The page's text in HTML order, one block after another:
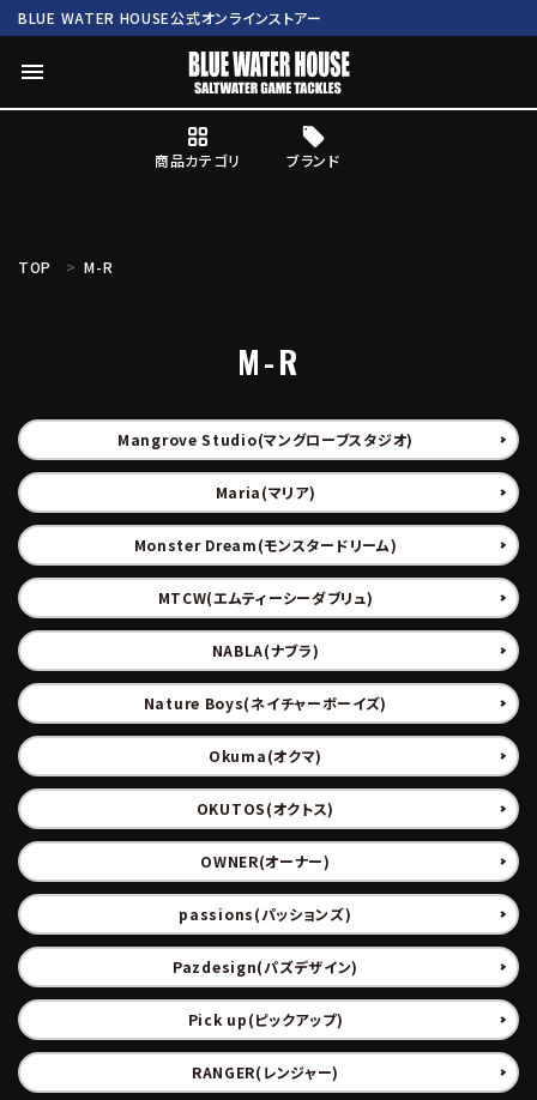
BLUE WATER HOUSE公式オンラインストアー
menu
商品カテゴリ ブランド
BWH ORIGINAL ITEM ROD
商品カテゴリ
ブランド
TOP M-R
M-R
Mangrove Studio(マングローブスタジオ)
Maria(マリア)
Monster Dream(モンスタードリーム)
MTCW(エムティーシーダブリュ)
NABLA(ナブラ)
Nature Boys(ネイチャーボーイズ)
Okuma(オクマ)
OKUTOS(オクトス)
OWNER(オーナー)
passions(パッションズ)
Pazdesign(パズデザイン)
Pick up(ピックアップ)
RANGER(レンジャー)